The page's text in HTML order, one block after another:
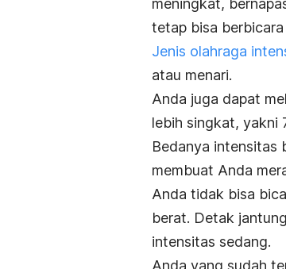
meningkat,
tetap bisa
Jenis olahraga
atau menari.
Anda juga dapat
lebih singkat, yakni
Bedanya intensitas
membuat Anda
Anda tidak bisa
berat. Detak
intensitas sedang.
Anda yang sudah